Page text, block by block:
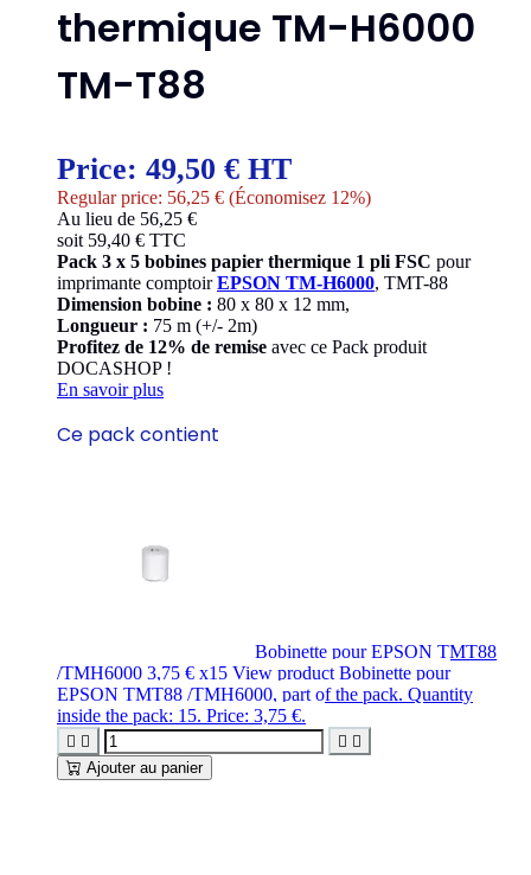
thermique TM-H6000
TM-T88
Price: 49,50 € HT
Regular price: 56,25 € (Économisez 12%)
Au lieu de 56,25 €
soit 59,40 € TTC
Pack 3 x 5 bobines papier thermique 1 pli FSC pour
imprimante comptoirEPSON TM-H6000, TMT-88
Dimension bobine : 80 x 80 x 12 mm,
Longueur : 75 m (+/- 2m)
Profitez de 12% de remise avec ce Pack produit
DOCASHOP !
En savoir plus
Ce pack contient
Bobinette pour EPSON TMT88
/TMH6000 3,75 € x15 View product Bobinette pour
EPSON TMT88 /TMH6000, part of the pack. Quantity
inside the pack: 15. Price: 3,75 €.
   
Ajouter au panier